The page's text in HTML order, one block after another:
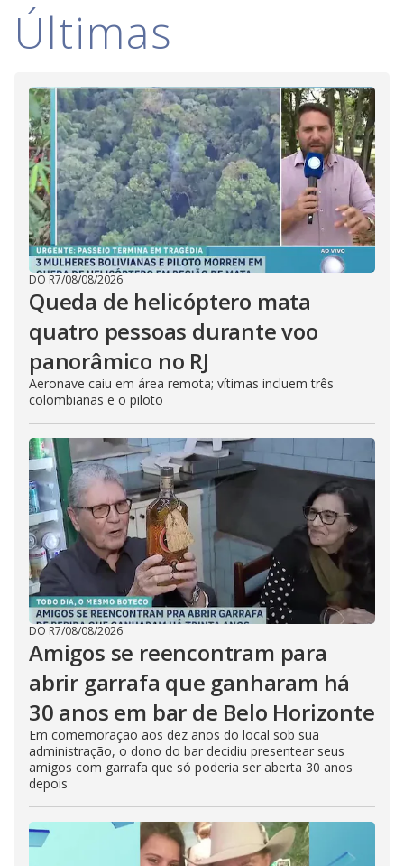
Últimas
DO R7/08/08/2026
Queda de helicóptero mata
quatro pessoas durante voo
panorâmico no RJ
Aeronave caiu em área remota; vítimas incluem três
colombianas e o piloto
DO R7/08/08/2026
Amigos se reencontram para
abrir garrafa que ganharam há
30 anos em bar de Belo Horizonte
Em comemoração aos dez anos do local sob sua
administração, o dono do bar decidiu presentear seus
amigos com garrafa que só poderia ser aberta 30 anos
depois